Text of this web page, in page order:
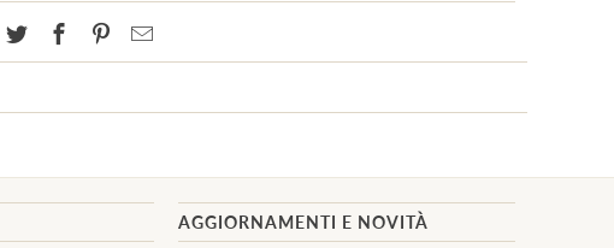
AGGIORNAMENTI E NOVITÀ